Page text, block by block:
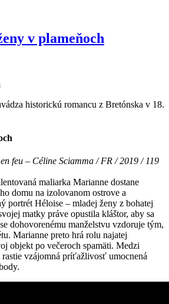
v plameňoch
historickú romancu z Bretónska v 18.
feu – Céline Sciamma / FR / 2019 / 119
maliarka Marianne dostane
domu na izolovanom ostrove a
portrét Héloise – mladej ženy z bohatej
matky práve opustila kláštor, aby sa
dohovorenému manželstvu vzdoruje tým,
Marianne preto hrá rolu najatej
objekt po večeroch spamäti. Medzi
rastie vzájomná príťažlivosť umocnená